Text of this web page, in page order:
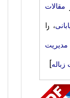
مقالات
، را
مدیریت
]